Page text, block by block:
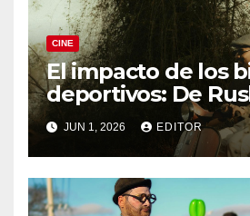
CINE
El impacto de los
deportivos: De
Ferrari
JUN 1, 2026 EDITOR